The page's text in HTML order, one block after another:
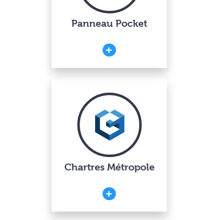
Panneau Pocket
Chartres Métropole